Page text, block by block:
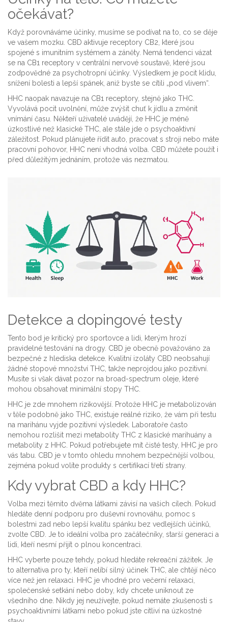
očekávat?
Když porovnáváme účinky, musíme se podívat na to, co se děje
ve vašem mozku. CBD aktivuje receptory CB2, které jsou
spojené s imunitním systémem a záněty. Nemá tendenci vázat
se na CB1 receptory v centrální nervové soustavě, které jsou
zodpovědné za psychotropní účinky. Výsledkem je pocit klidu,
snížení bolesti a lepší spánek, aniž byste se cítili „pod vlivem“.
HHC naopak navazuje na CB1 receptory, stejně jako THC.
Vyvolává pocit uvolnění, může zvýšit chuť k jídlu a změnit
vnímání času. Někteří uživatelé uvádějí, že HHC je méně
úzkostlivé než klasické THC, ale stále jde o psychoaktivní
záležitost. Pokud plánujete řídit auto, pracovat s stroji nebo máte
pracovní pohovor, HHC není vhodná volba. CBD můžete použít i
před důležitým jednáním, protože vás nezmatou.
Detekce a dopingové testy
Tento bod je kritický pro sportovce a lidi, kterým hrozí
pravidelné testování na drogy. CBD je obecně považováno za
bezpečné z hlediska detekce. Kvalitní izoláty CBD neobsahují
žádné stopové množství THC, takže neprojdou jako pozitivní.
Musíte si však dávat pozor na broad-spectrum oleje, které
mohou obsahovat minimální stopy THC.
HHC je zde mnohem rizikovější. Protože HHC je metabolizován
v těle podobně jako THC, existuje reálné riziko, že vám při testu
na marihánu vyjde pozitivní výsledek. Laboratoře často
nemohou rozlišit mezi metabolity THC z klasické marihuány a
metabolity z HHC. Pokud potřebujete mít čisté testy, HHC je pro
vás tabu. CBD je v tomto ohledu mnohem bezpečnější volbou,
zejména pokud volíte produkty s certifikací třetí strany.
Kdy vybrat CBD a kdy HHC?
Volba mezi těmito dvěma látkami závisí na vašich cílech. Pokud
hledáte denní podporu pro duševní rovnováhu, pomoc s
bolestmi zad nebo lepší kvalitu spánku bez vedlejších účinků,
zvolte CBD. Je to ideální volba pro začátečníky, starší generaci a
lidi, kteří nesmí přijít o plnou koncentraci.
HHC vyberte pouze tehdy, pokud hledáte rekreační zážitek. Je
to alternativa pro ty, kteří nelíbí silný účinek THC, ale chtějí něco
více než jen relaxaci. HHC je vhodné pro večerní relaxaci,
společenské setkání nebo doby, kdy chcete uniknout ze
všedního dne. Nikdy jej neužívejte, pokud nemáte zkušenosti s
psychoaktivními látkami nebo pokud jste citliví na úzkostné